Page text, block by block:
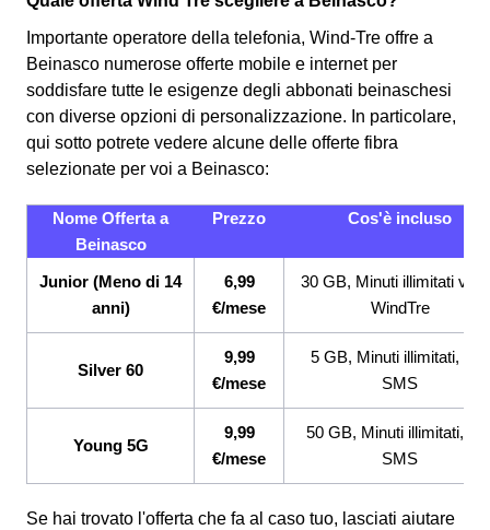
Importante operatore della telefonia, Wind-Tre offre a
Beinasco numerose offerte mobile e internet per
soddisfare tutte le esigenze degli abbonati beinaschesi
con diverse opzioni di personalizzazione. In particolare,
qui sotto potrete vedere alcune delle offerte fibra
selezionate per voi a Beinasco:
Nome Offerta a
Beinasco
Prezzo Cos'è incluso
Junior (Meno di 14
anni)
6,99
€/mese
30 GB, Minuti illimitati
WindTre
Silver 60
9,99
€/mese
5 GB, Minuti illimitati, 200
SMS
Young 5G
9,99
€/mese
50 GB, Minuti illimitati,
SMS
Se hai trovato l'offerta che fa al caso tuo, lasciati aiutare